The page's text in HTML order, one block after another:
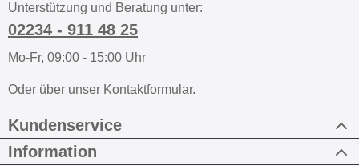
Unterstützung und Beratung unter:
02234 - 911 48 25
Mo-Fr, 09:00 - 15:00 Uhr
Oder über unser Kontaktformular.
Kundenservice
Information